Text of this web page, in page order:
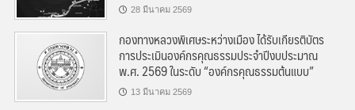
28 มีนาคม 2569
กองทางหลวงพิเศษระหว่างเมือง ได้รับเกียรติบัตร
การประเมินองค์กรคุณธรรมประจำปีงบประมาณ
พ.ศ. 2569 ในระดับ “องค์กรคุณธรรมต้นแบบ”
13 มีนาคม 2569